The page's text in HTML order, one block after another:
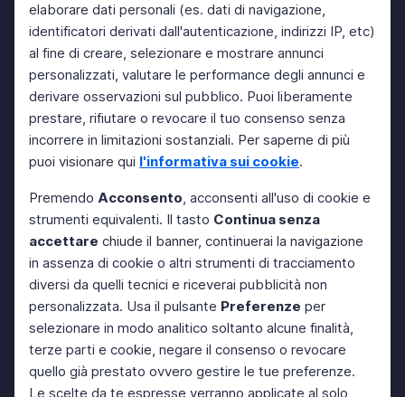
elaborare dati personali (es. dati di navigazione,
identificatori derivati dall'autenticazione, indirizzi IP, etc)
al fine di creare, selezionare e mostrare annunci
personalizzati, valutare le performance degli annunci e
derivare osservazioni sul pubblico. Puoi liberamente
prestare, rifiutare o revocare il tuo consenso senza
incorrere in limitazioni sostanziali. Per saperne di più
puoi visionare qui l'informativa sui cookie.
Premendo Acconsento, acconsenti all'uso di cookie e
strumenti equivalenti. Il tasto Continua senza
accettare chiude il banner, continuerai la navigazione
in assenza di cookie o altri strumenti di tracciamento
diversi da quelli tecnici e riceverai pubblicità non
personalizzata. Usa il pulsante Preferenze per
selezionare in modo analitico soltanto alcune finalità,
terze parti e cookie, negare il consenso o revocare
quello già prestato ovvero gestire le tue preferenze.
Le scelte da te espresse verranno applicate al solo